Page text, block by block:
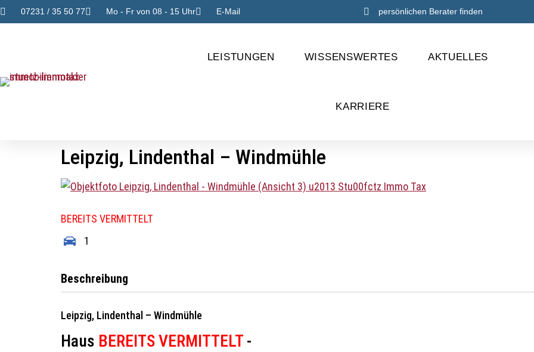
07231 / 35 50 77 Mo - Fr von 08 - 15 Uhr E-Mail persönlichen Berater finden
LEISTUNGEN WISSENSWERTES AKTUELLES
KARRIERE
Leipzig, Lindenthal – Windmühle
BEREITS VERMITTELT
1
Beschreibung
Leipzig, Lindenthal – Windmühle
Haus BEREITS VERMITTELT -